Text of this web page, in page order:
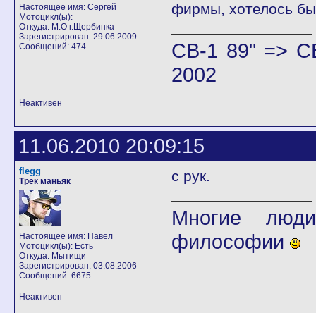
Настоящее имя: Сергей
Мотоцикл(ы):
Откуда: М.О г.Щербинка
Зарегистрирован: 29.06.2009
Сообщений: 474
фирмы, хотелось
CB-1 89" =>
2002
Неактивен
11.06.2010 20:09:15
flegg
Трек маньяк
Настоящее имя: Павел
Мотоцикл(ы): Есть
Откуда: Мытищи
Зарегистрирован: 03.08.2006
Сообщений: 6675
с рук.
Многие
философии
Неактивен